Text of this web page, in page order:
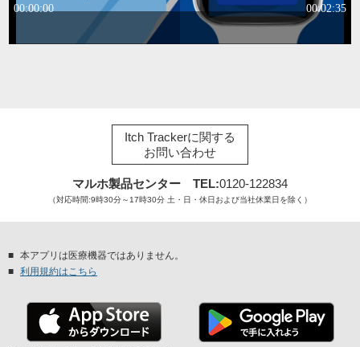
Itch Trackerに関する
お問い合わせ
マルホ製品センター TEL:0120-122834
（対応時間:9時30分～17時30分 土・日・休日および当社休業日を除く）
本アプリは医療機器ではありません。
利用規約はこちら